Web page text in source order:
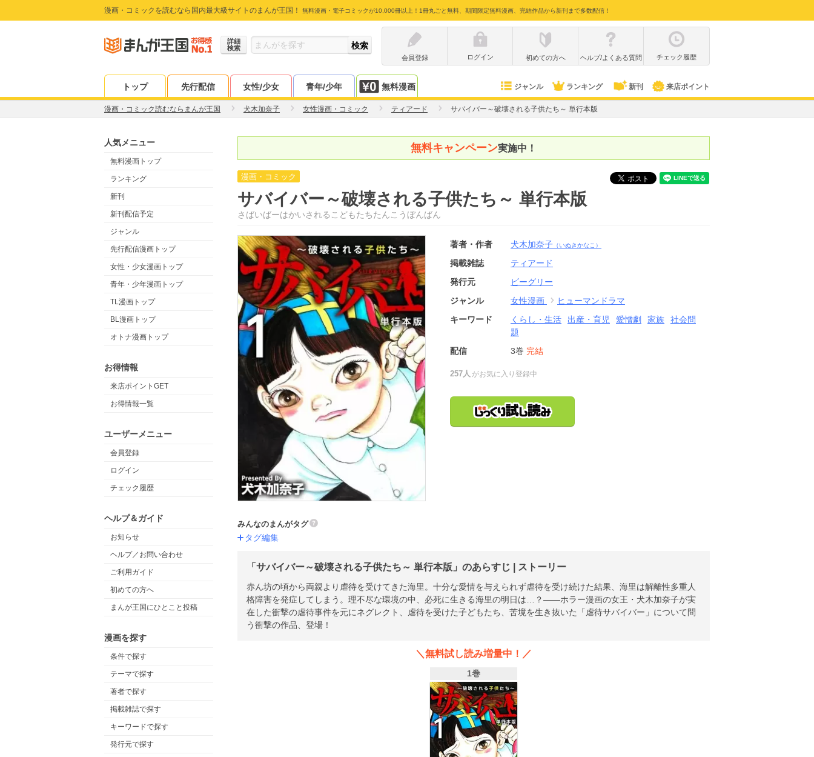
漫画・コミックを読むなら国内最大級サイトのまんが王国！ 無料漫画・電子コミックが10,000冊以上！1冊丸ごと無料、期間限定無料漫画、完結作品から新刊まで多数配信！
詳細
検索
会員登録
ログイン 初めての方へ ヘルプ/よくある質問 チェック履歴
トップ 先行配信 女性/少女 青年/少年 無料漫画 ジャンル ランキング 新刊 来店ポイント
漫画・コミック読むならまんが王国 犬木加奈子 女性漫画・コミック ティアード サバイバー～破壊される子供たち～ 単行本版
人気メニュー
無料漫画トップ
ランキング
新刊
新刊配信予定
ジャンル
先行配信漫画トップ
女性・少女漫画トップ
青年・少年漫画トップ
TL漫画トップ
BL漫画トップ
オトナ漫画トップ
お得情報
来店ポイントGET
お得情報一覧
ユーザーメニュー
会員登録
ログイン
チェック履歴
ヘルプ＆ガイド
お知らせ
ヘルプ／お問い合わせ
ご利用ガイド
初めての方へ
まんが王国にひとこと投稿
漫画を探す
条件で探す
テーマで探す
著者で探す
掲載雑誌で探す
キーワードで探す
発行元で探す
無料キャンペーン実施中！
漫画・コミック
サバイバー～破壊される子供たち～ 単行本版
さばいばーはかいされるこどもたちたんこうぼんばん
著者・作者 犬木加奈子 （いぬきかなこ）
掲載雑誌
ティアード
発行元
ビーグリー
ジャンル
女性漫画
ヒューマンドラマ
キーワード
くらし・生活 出産・育児 愛憎劇 家族
社会問
題
配信
3巻 完結
257人 がお気に入り登録中
みんなのまんがタグ
タグ編集
「サバイバー～破壊される子供たち～ 単行本版」のあらすじ | ストーリー
赤ん坊の頃から両親より虐待を受けてきた海里。十分な愛情を与えられず虐待を受け続けた結果、海里は解離性多重人
格障害を発症してしまう。理不尽な環境の中、必死に生きる海里の明日は…？――ホラー漫画の女王・犬木加奈子が実
在した衝撃の虐待事件を元にネグレクト、虐待を受けた子どもたち、苦境を生き抜いた「虐待サバイバー」について問
う衝撃の作品、登場！
＼無料試し読み増量中！／
1巻